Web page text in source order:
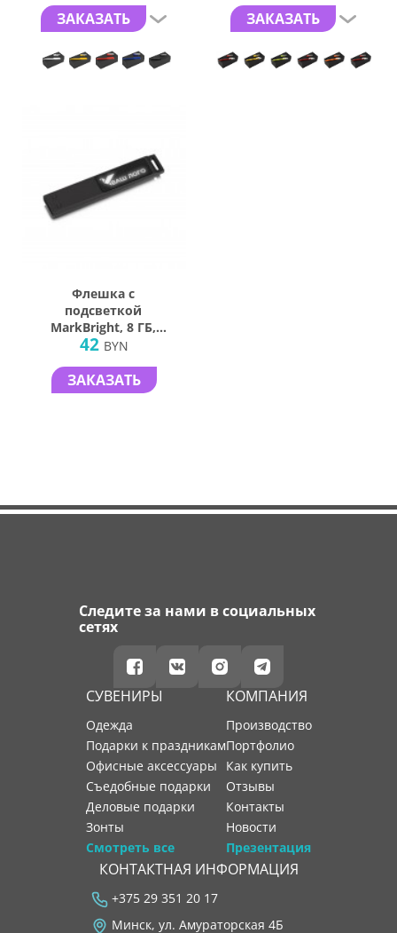
ЗАКАЗАТЬ ЗАКАЗАТЬ
Флешка с
подсветкой
MarkBright, 8 ГБ,
черная
42 BYN
ЗАКАЗАТЬ
Следите за нами в социальных
сетях
СУВЕНИРЫ
Одежда
Подарки к праздникам
Офисные аксессуары
Съедобные подарки
Деловые подарки
Зонты
Смотреть все
КОМПАНИЯ
производство
портфолио
как купить
отзывы
контакты
новости
Презентация
КОНТАКТНАЯ ИНФОРМАЦИЯ
+375 29 351 20 17
Минск, ул. Амураторская 4Б